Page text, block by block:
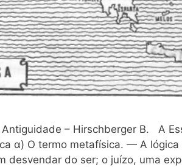
– Hirschberger B. A
α) O termo metafísica. — A lógica
desvendar do ser; o juízo, uma